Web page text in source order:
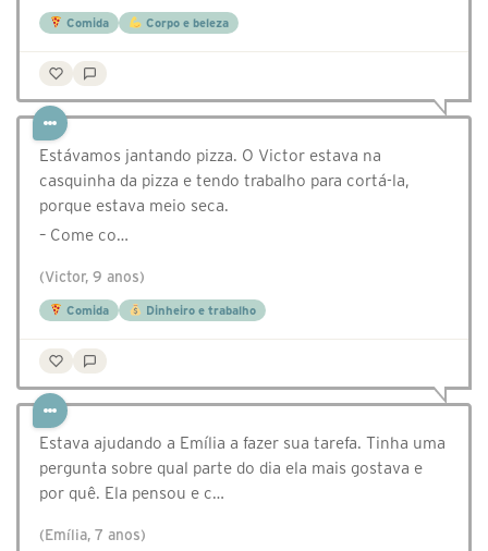
Comida Corpo e beleza
Estávamos jantando pizza. O Victor estava na
casquinha da pizza e tendo trabalho para cortá-la,
porque estava meio seca.
– Come co…
(Victor, 9 anos)
Comida Dinheiro e trabalho
Estava ajudando a Emília a fazer sua tarefa. Tinha uma
pergunta sobre qual parte do dia ela mais gostava e
por quê. Ela pensou e c…
(Emília, 7 anos)